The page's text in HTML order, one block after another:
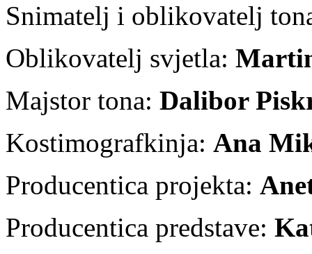
Snimatelj i oblikovatelj
Oblikovatelj svjetla:
Majstor tona: Dalibor
Kostimografkinja: Ana
Producentica projekta:
Producentica predstave: